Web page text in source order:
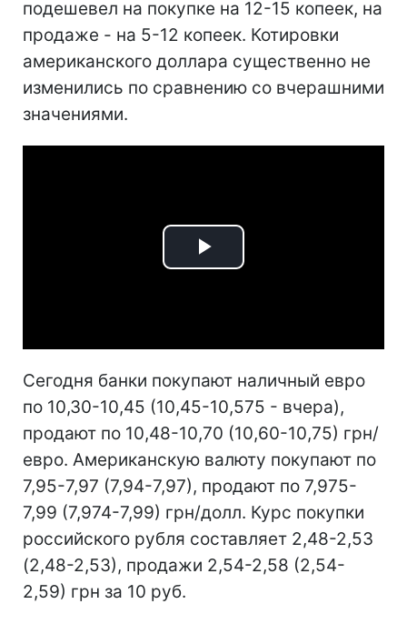
подешевел на покупке на 12-15 копеек, на
продаже - на 5-12 копеек. Котировки
американского доллара существенно не
изменились по сравнению со вчерашними
значениями.
Play
Сегодня банки покупают наличный евро
по 10,30-10,45 (10,45-10,575 - вчера),
продают по 10,48-10,70 (10,60-10,75) грн/
евро. Американскую валюту покупают по
7,95-7,97 (7,94-7,97), продают по 7,975-
7,99 (7,974-7,99) грн/долл. Курс покупки
российского рубля составляет 2,48-2,53
(2,48-2,53), продажи 2,54-2,58 (2,54-
2,59) грн за 10 руб.